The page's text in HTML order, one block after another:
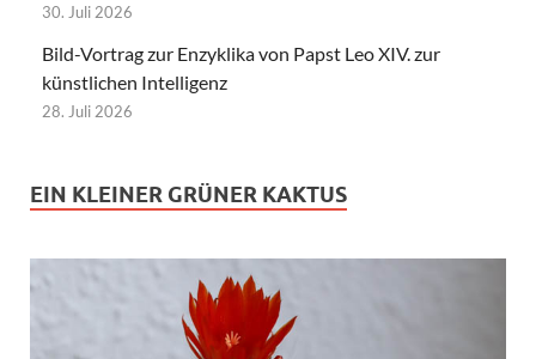
30. Juli 2026
Bild-Vortrag zur Enzyklika von Papst Leo XIV. zur
künstlichen Intelligenz
28. Juli 2026
EIN KLEINER GRÜNER KAKTUS